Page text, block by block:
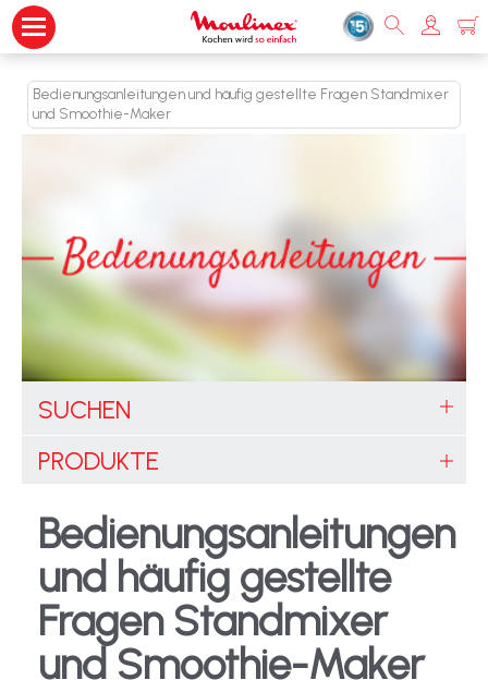
Bedienungsanleitungen und häufig gestellte Fragen Standmixer
und Smoothie-Maker
SUCHEN
PRODUKTE
Bedienungsanleitungen
und häufig gestellte
Fragen Standmixer
und Smoothie-Maker